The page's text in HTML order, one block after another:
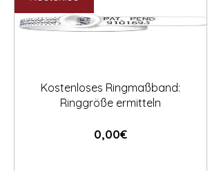
Kostenloses Ringmaßband:
Ringgröße ermitteln
0,00€Preis